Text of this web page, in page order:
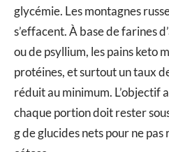
glycémie. Les montagnes
s’effacent. À base de farines
ou de psyllium, les pains keto
protéines, et surtout un taux
réduit au minimum. L’objectif
chaque portion doit rester
g de glucides nets pour ne pas